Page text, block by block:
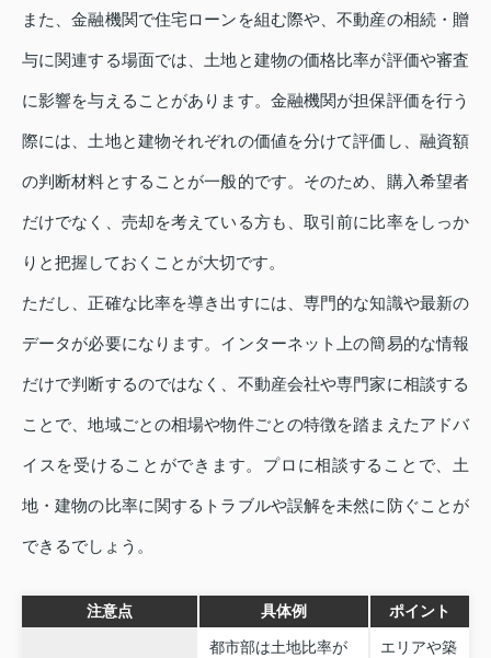
また、金融機関で住宅ローンを組む際や、不動産の相続・贈
与に関連する場面では、土地と建物の価格比率が評価や審査
に影響を与えることがあります。金融機関が担保評価を行う
際には、土地と建物それぞれの価値を分けて評価し、融資額
の判断材料とすることが一般的です。そのため、購入希望者
だけでなく、売却を考えている方も、取引前に比率をしっか
りと把握しておくことが大切です。
ただし、正確な比率を導き出すには、専門的な知識や最新の
データが必要になります。インターネット上の簡易的な情報
だけで判断するのではなく、不動産会社や専門家に相談する
ことで、地域ごとの相場や物件ごとの特徴を踏まえたアドバ
イスを受けることができます。プロに相談することで、土
地・建物の比率に関するトラブルや誤解を未然に防ぐことが
できるでしょう。
注意点 具体例 ポイント
都市部は土地比率が
エリアや築